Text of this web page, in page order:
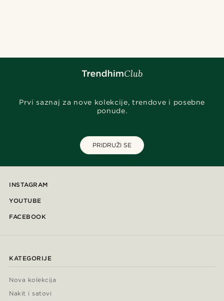
Prvi saznaj za nove kolekcije, trendove i posebne
ponude.
PRIDRUŽI SE
INSTAGRAM
YOUTUBE
FACEBOOK
KATEGORIJE
Nova kolekcija
Nakit i satovi